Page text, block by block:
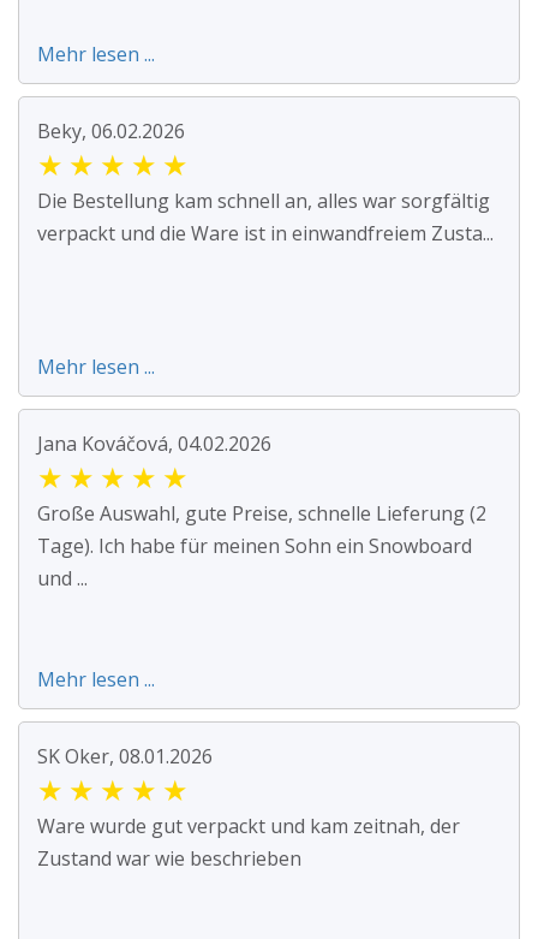
Mehr lesen ...
Beky, 06.02.2026
★ ★ ★ ★ ★
Die Bestellung kam schnell an, alles war sorgfältig
verpackt und die Ware ist in einwandfreiem Zusta...
Mehr lesen ...
Jana Kováčová, 04.02.2026
★ ★ ★ ★ ★
Große Auswahl, gute Preise, schnelle Lieferung (2
Tage). Ich habe für meinen Sohn ein Snowboard
und ...
Mehr lesen ...
SK Oker, 08.01.2026
★ ★ ★ ★ ★
Ware wurde gut verpackt und kam zeitnah, der
Zustand war wie beschrieben